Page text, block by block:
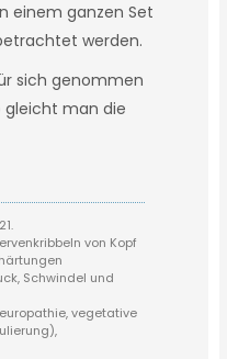
einem ganzen Set
werden.
sich genommen
gleicht man die
von Kopf
Schwindel und
vegetative